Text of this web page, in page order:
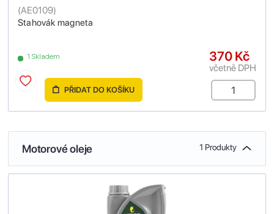
Stahovák magneta
(AE0109)
1 Skladem 370 Kč
včetně DPH
PŘIDAT DO KOŠÍKU
Motorové oleje 1 Produkty